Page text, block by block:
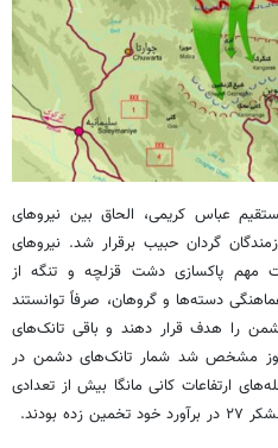
با هدایت مستقیم عباس کریمی، الحاق بین نیروهای
ابوالفضل لشکر ۳۱ و رزمندگان گردان حبیب برقرار شد. نیروهای
مهم پاکسازی دشت قزلچه و تنگه از
دسته‌ها و گروهان، صرفاً توانستند
را هدف قرار دهند و باقی تانک‌های
مشخص شد شمار تانک‌های دشمن در
ارتفاعات کانی مانگا بیش از تعدادی
بودند.